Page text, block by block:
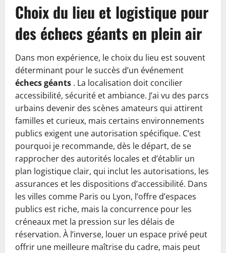
Choix du lieu et logistique pour
des échecs géants en plein air
Dans mon expérience, le choix du lieu est souvent
déterminant pour le succès d’un événement
échecs géants . La localisation doit concilier
accessibilité, sécurité et ambiance. J’ai vu des parcs
urbains devenir des scènes amateurs qui attirent
familles et curieux, mais certains environnements
publics exigent une autorisation spécifique. C’est
pourquoi je recommande, dès le départ, de se
rapprocher des autorités locales et d’établir un
plan logistique clair, qui inclut les autorisations, les
assurances et les dispositions d’accessibilité. Dans
les villes comme Paris ou Lyon, l’offre d’espaces
publics est riche, mais la concurrence pour les
créneaux met la pression sur les délais de
réservation. À l’inverse, louer un espace privé peut
offrir une meilleure maîtrise du cadre, mais peut